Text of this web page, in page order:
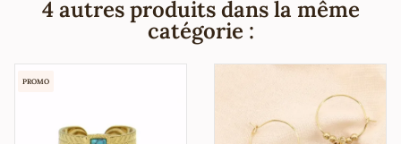
4 autres produits dans la même
catégorie :
PROMO